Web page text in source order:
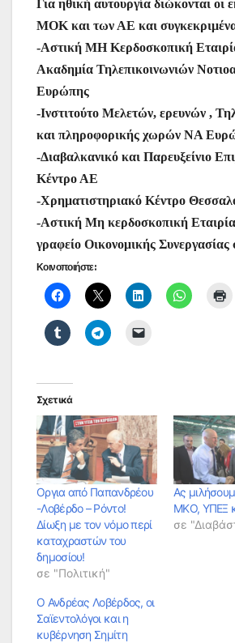
Για ηθική αυτουργία διώκονται οι
ΜΟΚ και των ΑΕ και
-Αστική ΜΗ Κερδοσκοπική
Ακαδημία Τηλεπικοινωνιών
Ευρώπης
-Ινστιτούτο Μελετών, ερευνών ,
και πληροφορικής χωρών ΝΑ
-Διαβαλκανικό και Παρευξείνιο
Κέντρο ΑΕ
-Χρηματιστηριακό Κέντρο
-Αστική Μη κερδοσκοπική Εταιρία
γραφείο Οικονομικής
Κοινοποιήστε:
Σχετικά
Οργια από Παπανδρέου
-Λοβέρδο – Ρόντο!
Δίωξη με τον νόμο περί
καταχραστών του
δημοσίου!
σε "Πολιτική"
Ας
ΜΚΟ, ΥΠΕΞ
σε
Ο Ανδρέας Λοβέρδος, οι
Σαϊεντολόγοι και η
κυβέρνηση Σημίτη